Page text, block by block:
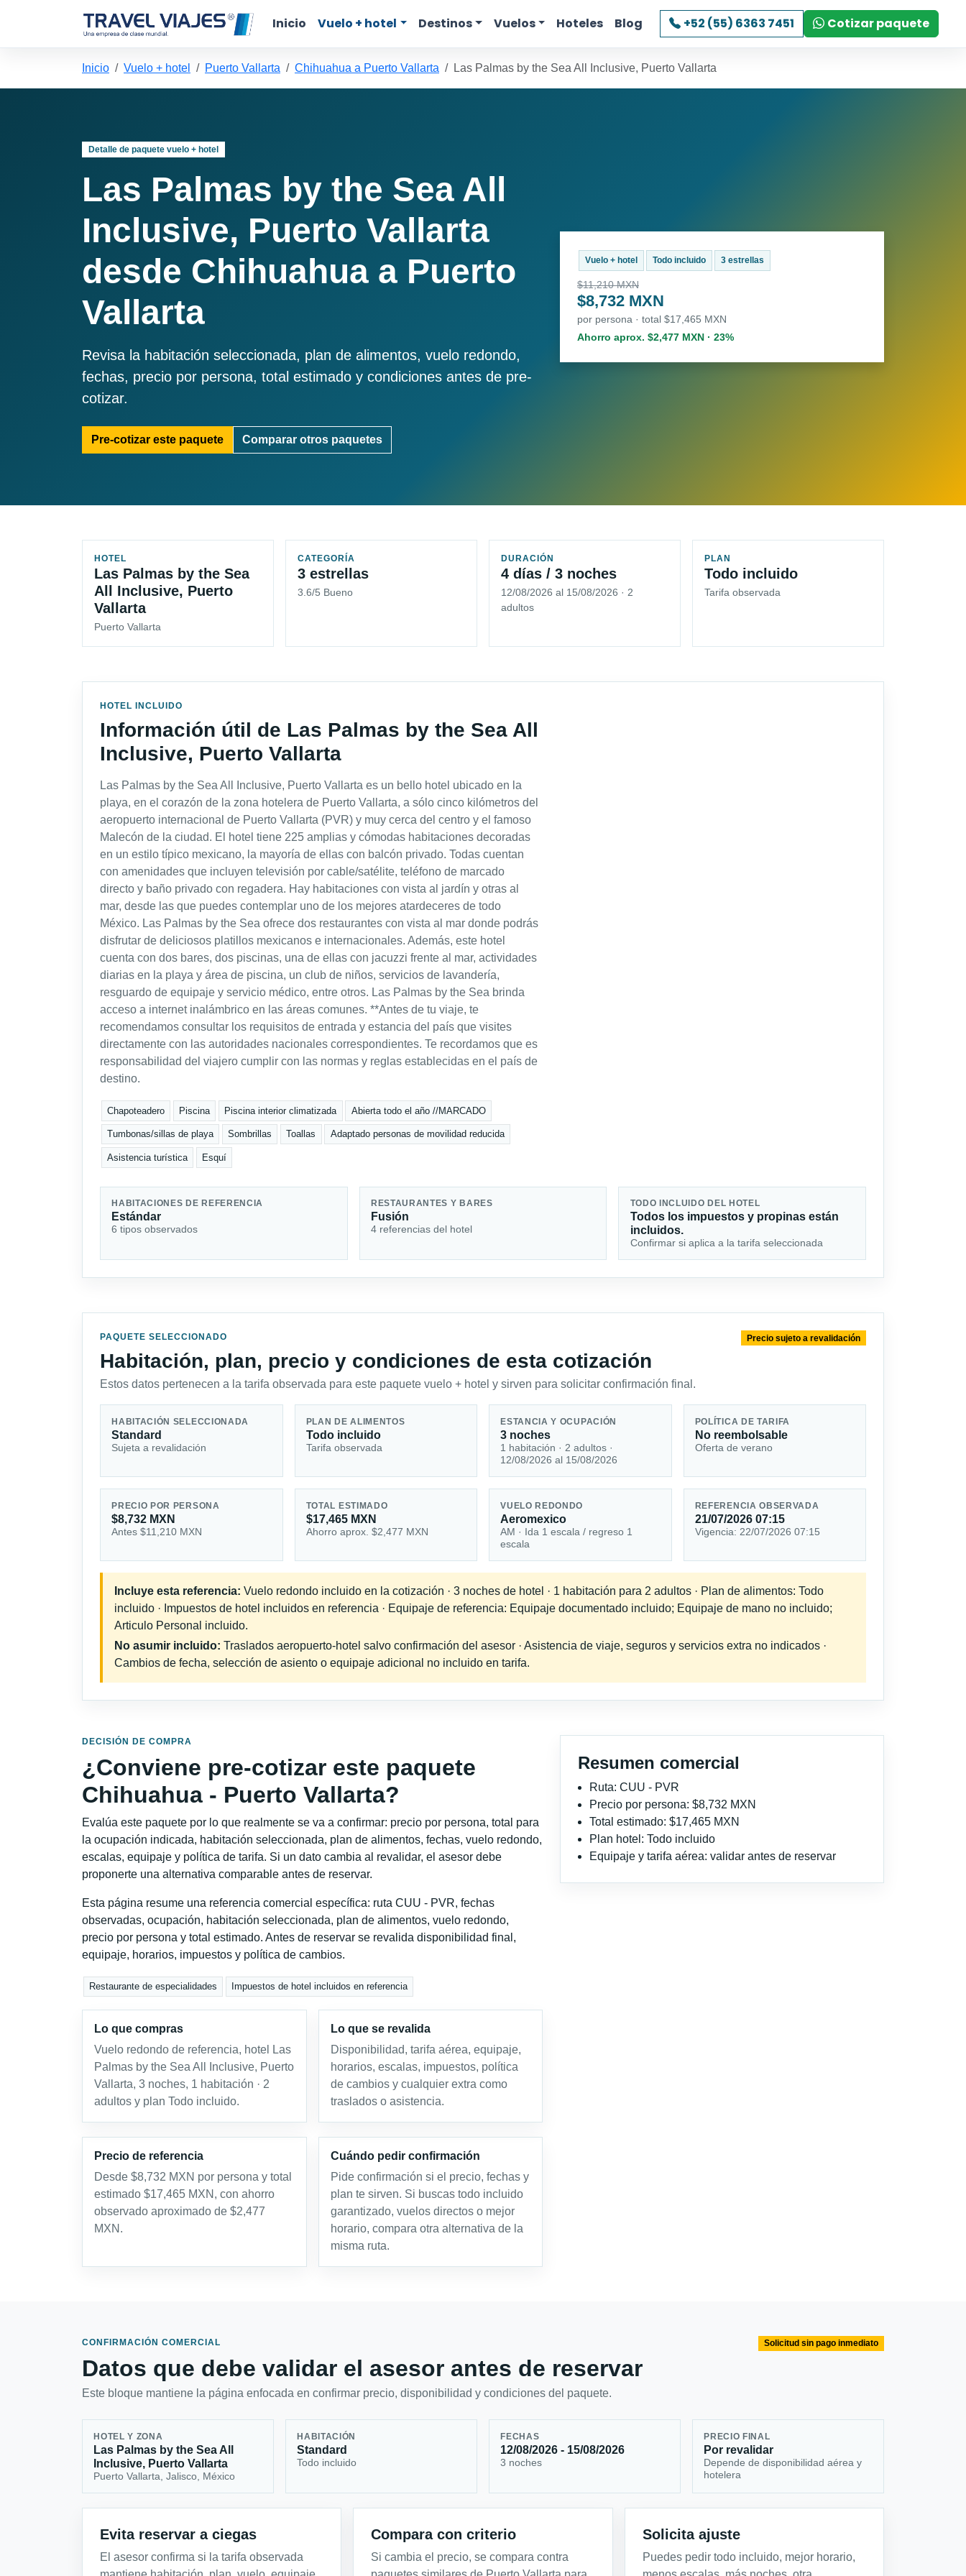
Inicio Vuelo + hotel Destinos Vuelos Hoteles Blog +52 (55) 6363 7451 Cotizar paquete
Inicio Vuelo + hotel Puerto Vallarta Chihuahua a Puerto Vallarta Las Palmas by the Sea All Inclusive, Puerto Vallarta
Detalle de paquete vuelo + hotel
Las Palmas by the Sea All
Inclusive, Puerto Vallarta
desde Chihuahua a Puerto
Vallarta
Revisa la habitación seleccionada, plan de alimentos, vuelo redondo,
fechas, precio por persona, total estimado y condiciones antes de pre-
cotizar.
Pre-cotizar este paquete Comparar otros paquetes
Vuelo + hotel Todo incluido 3 estrellas
$11,210 MXN
$8,732 MXN
por persona · total $17,465 MXN
Ahorro aprox. $2,477 MXN · 23%
HOTEL
Las Palmas by the Sea
All Inclusive, Puerto
Vallarta
Puerto Vallarta
CATEGORÍA
3 estrellas
3.6/5 Bueno
DURACIÓN
4 días / 3 noches
12/08/2026 al 15/08/2026 · 2
adultos
PLAN
Todo incluido
Tarifa observada
HOTEL INCLUIDO
Información útil de Las Palmas by the Sea All
Inclusive, Puerto Vallarta
Las Palmas by the Sea All Inclusive, Puerto Vallarta es un bello hotel ubicado en la
playa, en el corazón de la zona hotelera de Puerto Vallarta, a sólo cinco kilómetros del
aeropuerto internacional de Puerto Vallarta (PVR) y muy cerca del centro y el famoso
Malecón de la ciudad. El hotel tiene 225 amplias y cómodas habitaciones decoradas
en un estilo típico mexicano, la mayoría de ellas con balcón privado. Todas cuentan
con amenidades que incluyen televisión por cable/satélite, teléfono de marcado
directo y baño privado con regadera. Hay habitaciones con vista al jardín y otras al
mar, desde las que puedes contemplar uno de los mejores atardeceres de todo
México. Las Palmas by the Sea ofrece dos restaurantes con vista al mar donde podrás
disfrutar de deliciosos platillos mexicanos e internacionales. Además, este hotel
cuenta con dos bares, dos piscinas, una de ellas con jacuzzi frente al mar, actividades
diarias en la playa y área de piscina, un club de niños, servicios de lavandería,
resguardo de equipaje y servicio médico, entre otros. Las Palmas by the Sea brinda
acceso a internet inalámbrico en las áreas comunes. **Antes de tu viaje, te
recomendamos consultar los requisitos de entrada y estancia del país que visites
directamente con las autoridades nacionales correspondientes. Te recordamos que es
responsabilidad del viajero cumplir con las normas y reglas establecidas en el país de
destino.
Chapoteadero Piscina Piscina interior climatizada Abierta todo el año //MARCADO
Tumbonas/sillas de playa Sombrillas Toallas Adaptado personas de movilidad reducida
Asistencia turística Esquí
HABITACIONES DE REFERENCIA
Estándar
6 tipos observados
RESTAURANTES Y BARES
Fusión
4 referencias del hotel
TODO INCLUIDO DEL HOTEL
Todos los impuestos y propinas están
incluidos.
Confirmar si aplica a la tarifa seleccionada
PAQUETE SELECCIONADO
Habitación, plan, precio y condiciones de esta cotización
Estos datos pertenecen a la tarifa observada para este paquete vuelo + hotel y sirven para solicitar confirmación final.
Precio sujeto a revalidación
HABITACIÓN SELECCIONADA
Standard
Sujeta a revalidación
PLAN DE ALIMENTOS
Todo incluido
Tarifa observada
ESTANCIA Y OCUPACIÓN
3 noches
1 habitación · 2 adultos ·
12/08/2026 al 15/08/2026
POLÍTICA DE TARIFA
No reembolsable
Oferta de verano
PRECIO POR PERSONA
$8,732 MXN
Antes $11,210 MXN
TOTAL ESTIMADO
$17,465 MXN
Ahorro aprox. $2,477 MXN
VUELO REDONDO
Aeromexico
AM · Ida 1 escala / regreso 1
escala
REFERENCIA OBSERVADA
21/07/2026 07:15
Vigencia: 22/07/2026 07:15
Incluye esta referencia: Vuelo redondo incluido en la cotización · 3 noches de hotel · 1 habitación para 2 adultos · Plan de alimentos: Todo
incluido · Impuestos de hotel incluidos en referencia · Equipaje de referencia: Equipaje documentado incluido; Equipaje de mano no incluido;
Articulo Personal incluido.
No asumir incluido: Traslados aeropuerto-hotel salvo confirmación del asesor · Asistencia de viaje, seguros y servicios extra no indicados ·
Cambios de fecha, selección de asiento o equipaje adicional no incluido en tarifa.
DECISIÓN DE COMPRA
¿Conviene pre-cotizar este paquete
Chihuahua - Puerto Vallarta?
Evalúa este paquete por lo que realmente se va a confirmar: precio por persona, total para
la ocupación indicada, habitación seleccionada, plan de alimentos, fechas, vuelo redondo,
escalas, equipaje y política de tarifa. Si un dato cambia al revalidar, el asesor debe
proponerte una alternativa comparable antes de reservar.
Esta página resume una referencia comercial específica: ruta CUU - PVR, fechas
observadas, ocupación, habitación seleccionada, plan de alimentos, vuelo redondo,
precio por persona y total estimado. Antes de reservar se revalida disponibilidad final,
equipaje, horarios, impuestos y política de cambios.
Restaurante de especialidades Impuestos de hotel incluidos en referencia
Lo que compras
Vuelo redondo de referencia, hotel Las
Palmas by the Sea All Inclusive, Puerto
Vallarta, 3 noches, 1 habitación · 2
adultos y plan Todo incluido.
Lo que se revalida
Disponibilidad, tarifa aérea, equipaje,
horarios, escalas, impuestos, política
de cambios y cualquier extra como
traslados o asistencia.
Precio de referencia
Desde $8,732 MXN por persona y total
estimado $17,465 MXN, con ahorro
observado aproximado de $2,477
MXN.
Cuándo pedir confirmación
Pide confirmación si el precio, fechas y
plan te sirven. Si buscas todo incluido
garantizado, vuelos directos o mejor
horario, compara otra alternativa de la
misma ruta.
Resumen comercial
Ruta: CUU - PVR
Precio por persona: $8,732 MXN
Total estimado: $17,465 MXN
Plan hotel: Todo incluido
Equipaje y tarifa aérea: validar antes de reservar
CONFIRMACIÓN COMERCIAL
Datos que debe validar el asesor antes de reservar
Este bloque mantiene la página enfocada en confirmar precio, disponibilidad y condiciones del paquete.
Solicitud sin pago inmediato
HOTEL Y ZONA
Las Palmas by the Sea All
Inclusive, Puerto Vallarta
Puerto Vallarta, Jalisco, México
HABITACIÓN
Standard
Todo incluido
FECHAS
12/08/2026 - 15/08/2026
3 noches
PRECIO FINAL
Por revalidar
Depende de disponibilidad aérea y
hotelera
Evita reservar a ciegas
El asesor confirma si la tarifa observada
Compara con criterio
Si cambia el precio, se compara contra
Solicita ajuste
Puedes pedir todo incluido, mejor horario,